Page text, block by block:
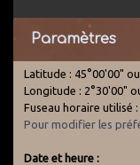
Paramètres
Latitude : 45°00'00" ou
Longitude : 2°30'00"
Fuseau horaire utilisé
Pour modifier les
Date et heure :